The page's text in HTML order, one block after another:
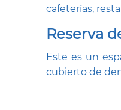
cafeterías,
Reserva
Este es un
cubierto de